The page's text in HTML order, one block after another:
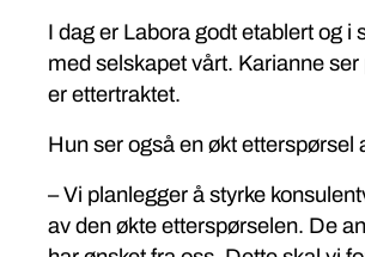
I dag er Labora godt etablert og
med selskapet vårt. Karianne
er ettertraktet.
Hun ser også en økt etterspørsel
– Vi planlegger å styrke
av den økte etterspørselen. De